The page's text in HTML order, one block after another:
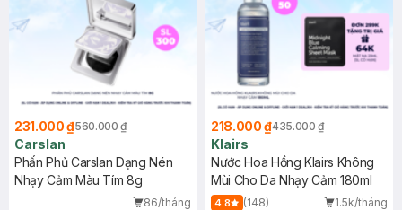
231.000 ₫560.000 ₫
Carslan
Phấn Phủ Carslan Dạng Nén
Nhạy Cảm Màu Tím 8g
86/tháng
218.000 ₫435.000 ₫
Klairs
Nước Hoa Hồng Klairs Không
Mùi Cho Da Nhạy Cảm 180ml
4.8 (148)
1.5k/tháng